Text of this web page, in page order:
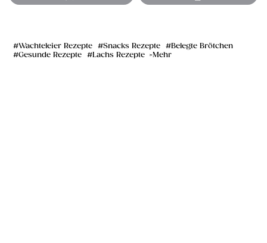
Wachteleier Rezepte Snacks Rezepte
Belegte Brötchen
Gesunde Rezepte
Lachs Rezepte Mehr